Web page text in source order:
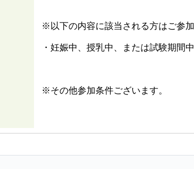
※以下の内容に該当される方はご参加
・妊娠中、授乳中、または試験期間
※その他参加条件ございます。